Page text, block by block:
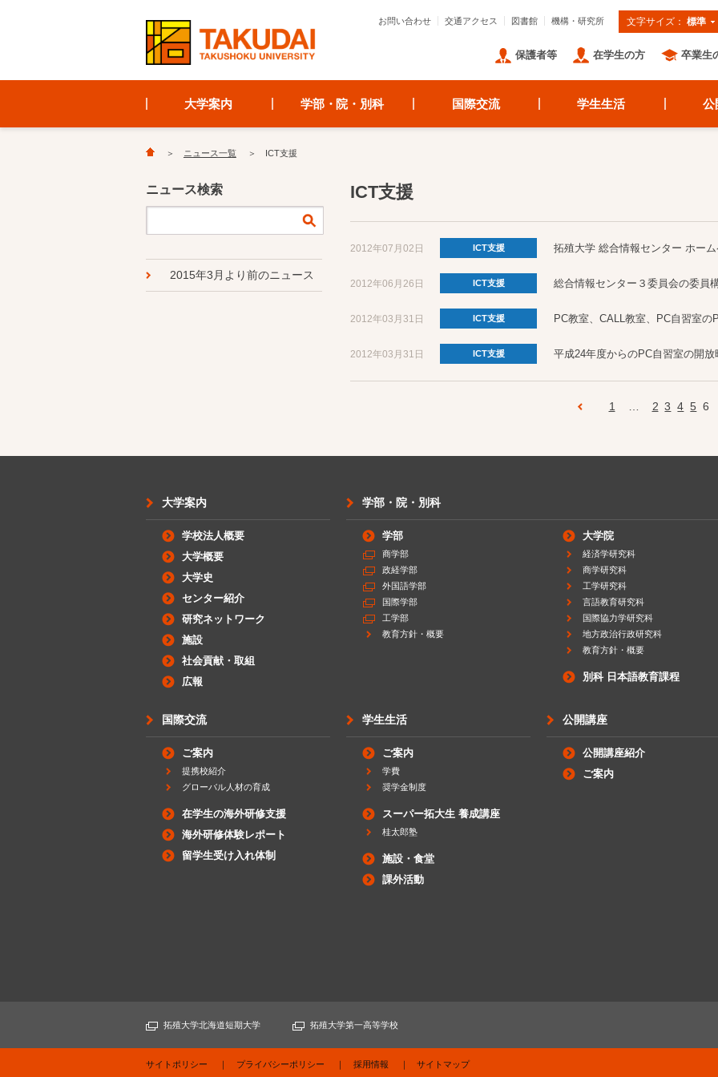
文字サイズ： 標準
お問い合わせ 交通アクセス 図書館 機構・研究所
保護者等 在学生の方 卒業生
大学案内 学部・院・別科 国際交流 学生生活 公
ニュース一覧 ICT支援
ICT支援
2012年07月02日 ICT支援 拓殖大学 総合情報センター ホーム
2012年06月26日 ICT支援 総合情報センター３委員会の委員
2012年03月31日 ICT支援 PC教室、CALL教室、PC自習室の
2012年03月31日 ICT支援 平成24年度からのPC自習室の開
1 2 3 4 5 6
ニュース検索
2015年3月より前のニュース
大学案内
学校法人概要
大学概要
大学史
センター紹介
研究ネットワーク
施設
社会貢献・取組
広報
学部・院・別科
学部
商学部
政経学部
外国語学部
国際学部
工学部
教育方針・概要
大学院
経済学研究科
商学研究科
工学研究科
言語教育研究科
国際協力学研究科
地方政治行政研究科
教育方針・概要
別科 日本語教育課程
国際交流
ご案内
提携校紹介
グローバル人材の育成
在学生の海外研修支援
海外研修体験レポート
留学生受け入れ体制
学生生活
ご案内
学費
奨学金制度
スーパー拓大生 養成講座
桂太郎塾
施設・食堂
課外活動
公開講座
公開講座紹介
ご案内
拓殖大学北海道短期大学 拓殖大学第一高等学校
サイトポリシー プライバシーポリシー 採用情報 サイトマップ